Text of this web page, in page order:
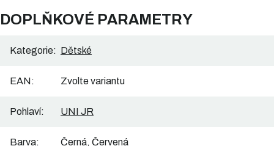
DOPLŇKOVÉ PARAMETRY
Kategorie: Dětské
EAN: Zvolte variantu
Pohlaví: UNI JR
Barva: Černá, Červená